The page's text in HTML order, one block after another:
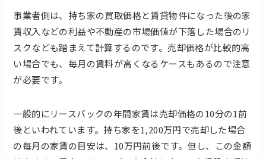
事業者側は、持ち家の買取価格と賃貸物件になった後の家
賃収入などの利益や不動産の市場価値が下落した場合のリ
スクなども踏まえて計算するのです。売却価格が比較的高
い場合でも、毎月の賃料が高くなるケースもあるので注意
が必要です。
一般的にリースバックの年間家賃は売却価格の10分の1前
後といわれています。持ち家を1,200万円で売却した場合
の毎月の家賃の目安は、10万円前後です。但し、この金額